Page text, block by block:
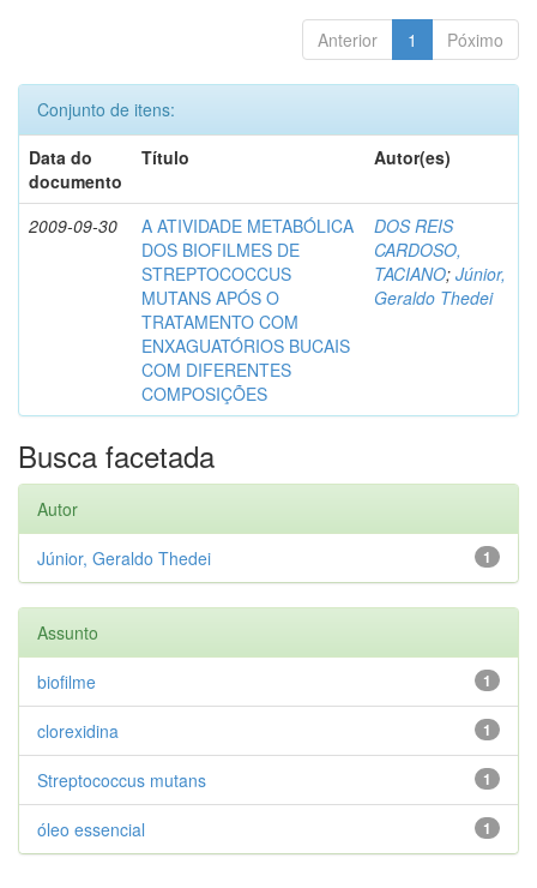
Anterior 1 Póximo
Conjunto de itens:
Data do
documento
Título Autor(es)
2009-09-30
A ATIVIDADE METABÓLICA
DOS BIOFILMES DE
STREPTOCOCCUS
MUTANS APÓS O
TRATAMENTO COM
ENXAGUATÓRIOS BUCAIS
COM DIFERENTES
COMPOSIÇÕES
DOS REIS
CARDOSO,
TACIANO; Júnior,
Geraldo Thedei
Busca facetada
Autor
1
Júnior, Geraldo Thedei
Assunto
1
biofilme
1
clorexidina
1
Streptococcus mutans
1
óleo essencial